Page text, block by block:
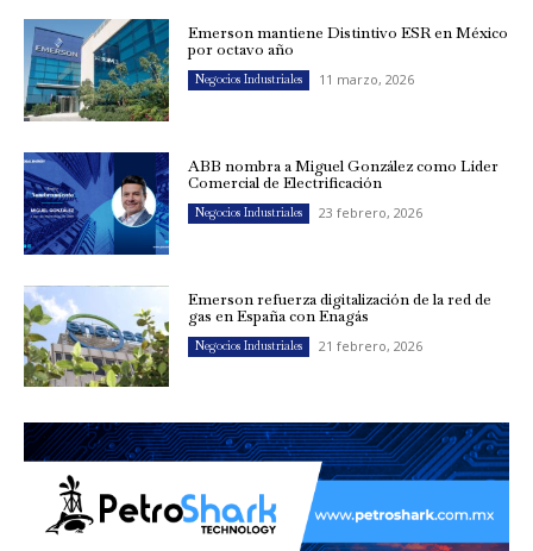
Emerson mantiene Distintivo ESR en México
por octavo año
Negocios Industriales 11 marzo, 2026
ABB nombra a Miguel González como Líder
Comercial de Electrificación
Negocios Industriales 23 febrero, 2026
Emerson refuerza digitalización de la red de
gas en España con Enagás
Negocios Industriales 21 febrero, 2026